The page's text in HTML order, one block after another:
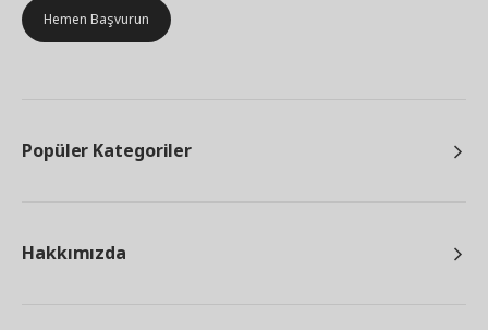
Hemen Başvurun
Popüler Kategoriler
Hakkımızda